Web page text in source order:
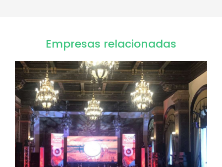
Empresas relacionadas